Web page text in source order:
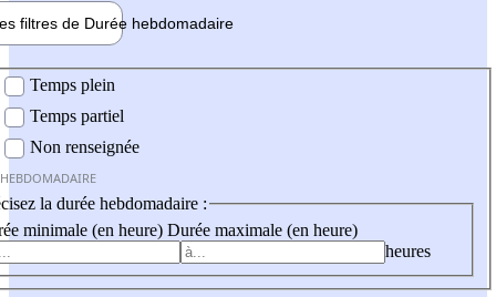
filtres de Durée hebdomadaire
Temps plein
Temps partiel
Non renseignée
la durée hebdomadaire :
minimale (en heure) Durée maximale (en heure)
heures